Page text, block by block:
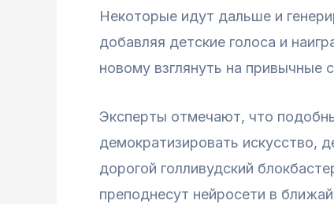
Некоторые идут дальше и
добавляя детские голоса и
новому взглянуть на привычные
Эксперты отмечают, что
демократизировать искусство,
дорогой голливудский
преподнесут нейросети в